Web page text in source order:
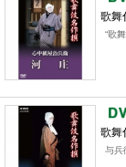
歌舞
“歌
歌舞
与兵